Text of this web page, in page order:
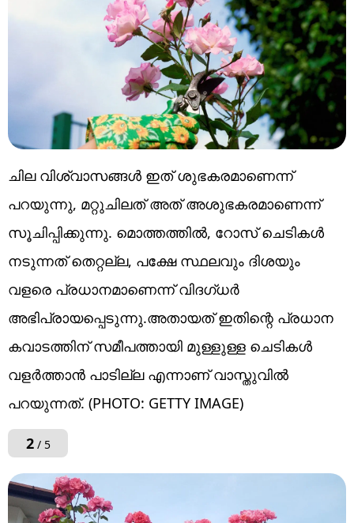
ചില വിശ്വാസങ്ങൾ ഇത് ശുഭകരമാണെന്ന്
പറയുന്നു, മറ്റുചിലത് അത് അശുഭകരമാണെന്ന്
സൂചിപ്പിക്കുന്നു. മൊത്തത്തിൽ, റോസ് ചെടികൾ
നടുന്നത് തെറ്റല്ല, പക്ഷേ സ്ഥലവും ദിശയും
വളരെ പ്രധാനമാണെന്ന് വിദഗ്ധർ
അഭിപ്രായപ്പെടുന്നു.അതായത് ഇതിന്റെ പ്രധാന
കവാടത്തിന് സമീപത്തായി മുള്ളുള്ള ചെടികൾ
വളർത്താൻ പാടില്ല എന്നാണ് വാസ്തുവിൽ
പറയുന്നത്. (PHOTO: GETTY IMAGE)
2/ 5